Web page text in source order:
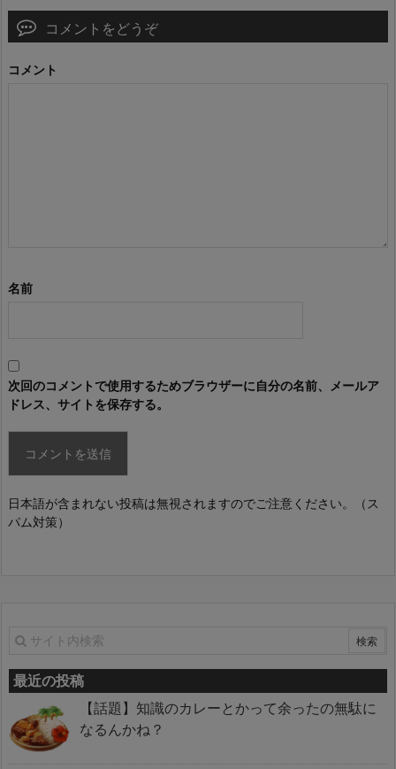
コメントをどうぞ
コメント
名前
次回のコメントで使用するためブラウザーに自分の名前、メールア
ドレス、サイトを保存する。
日本語が含まれない投稿は無視されますのでご注意ください。（ス
パム対策）
最近の投稿
【話題】知識のカレーとかって余ったの無駄に
なるんかね？